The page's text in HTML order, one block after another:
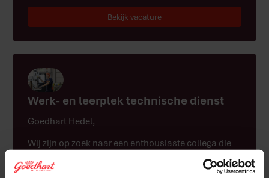
Bekijk vacature
Werk- en leerplek technische dienst
Goedhart Hedel,
Wij zijn op zoek naar een enthousiaste collega die
graag het vak van allround monteur wil leren.